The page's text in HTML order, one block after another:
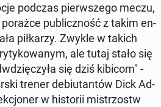
podczas pierw­sze­go meczu,
pu­blicz­ność z takim en­
pił­ka­rzy. Zwykle w takich
ale tutaj stało się
się dziś kibicom" -
trener de­biu­tan­tów Dick Ad­
w hi­sto­rii mi­strzostw